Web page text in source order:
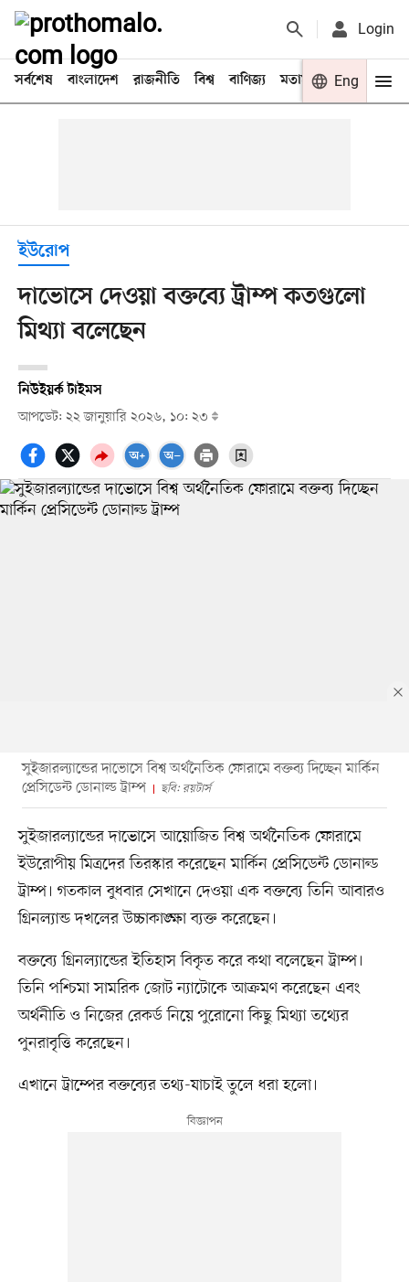
Login
সর্বশেষ বাংলাদেশ রাজনীতি বিশ্ব বাণিজ্য মতামত খেলা
Eng
ইউরোপ
দাভোসে দেওয়া বক্তব্যে ট্রাম্প কতগুলো
মিথ্যা বলেছেন
নিউইয়র্ক টাইমস
আপডেট: ২২ জানুয়ারি ২০২৬, ১০: ২৩
সুইজারল্যান্ডের দাভোসে বিশ্ব অর্থনৈতিক ফোরামে বক্তব্য দিচ্ছেন মার্কিন
প্রেসিডেন্ট ডোনাল্ড ট্রাম্প
ছবি: রয়টার্স
সুইজারল্যান্ডের দাভোসে আয়োজিত বিশ্ব অর্থনৈতিক ফোরামে
ইউরোপীয় মিত্রদের তিরস্কার করেছেন মার্কিন প্রেসিডেন্ট ডোনাল্ড
ট্রাম্প। গতকাল বুধবার সেখানে দেওয়া এক বক্তব্যে তিনি আবারও
গ্রিনল্যান্ড দখলের উচ্চাকাঙ্ক্ষা ব্যক্ত করেছেন।
বক্তব্যে গ্রিনল্যান্ডের ইতিহাস বিকৃত করে কথা বলেছেন ট্রাম্প।
তিনি পশ্চিমা সামরিক জোট ন্যাটোকে আক্রমণ করেছেন এবং
অর্থনীতি ও নিজের রেকর্ড নিয়ে পুরোনো কিছু মিথ্যা তথ্যের
পুনরাবৃত্তি করেছেন।
এখানে ট্রাম্পের বক্তব্যের তথ্য-যাচাই তুলে ধরা হলো।